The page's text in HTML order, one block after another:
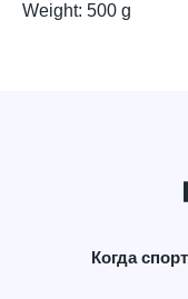
Weight: 500 g
Когда